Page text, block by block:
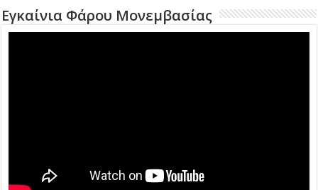
Εγκαίνια Φάρου Μονεμβασίας